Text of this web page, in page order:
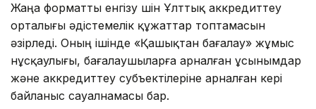
Жаңа форматты енгізу үшін Ұлттық аккредиттеу
орталығы әдістемелік құжаттар топтамасын
әзірледі. Оның ішінде «Қашықтан бағалау» жұмыс
нұсқаулығы, бағалаушыларға арналған ұсынымдар
және аккредиттеу субъектілеріне арналған кері
байланыс сауалнамасы бар.